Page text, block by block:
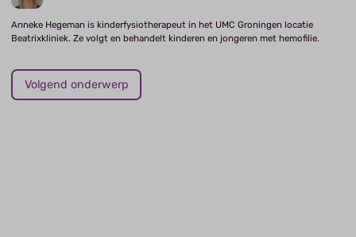
Anneke Hegeman is kinderfysiotherapeut in het UMC Groningen locatie
Beatrixkliniek. Ze volgt en behandelt kinderen en jongeren met hemofilie.
Volgend onderwerp